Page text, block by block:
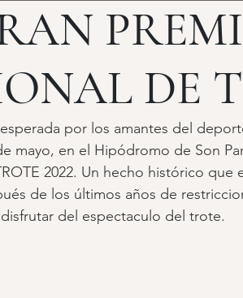
DE
por los amantes del
mayo, en el Hipódromo de Son
2022. Un hecho histórico
de los últimos años de
del espectaculo del trote.